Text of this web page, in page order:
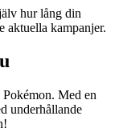
hur lång din
aktuella kampanjer.
Med en
underhållande